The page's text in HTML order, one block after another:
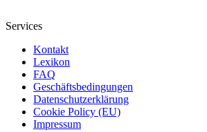
Services
Kontakt
Lexikon
FAQ
Geschäftsbedingungen
Datenschutzerklärung
Cookie Policy (EU)
Impressum